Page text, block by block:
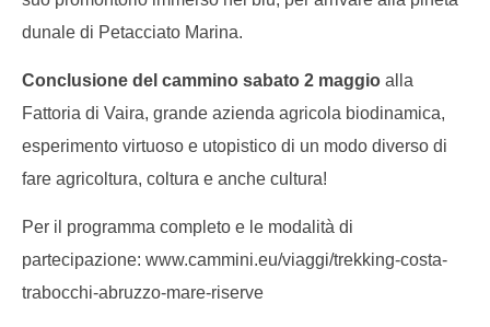
dunale di Petacciato Marina.
Conclusione del cammino sabato 2 maggio alla
Fattoria di Vaira, grande azienda agricola biodinamica,
esperimento virtuoso e utopistico di un modo diverso di
fare agricoltura, coltura e anche cultura!
Per il programma completo e le modalità di
partecipazione: www.cammini.eu/viaggi/trekking-costa-
trabocchi-abruzzo-mare-riserve